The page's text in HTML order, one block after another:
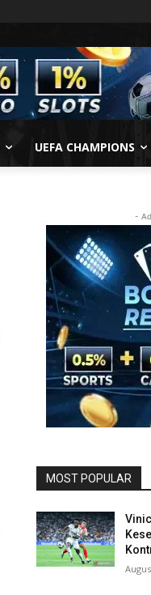
UEFA CHAMPIONS
-
MOST POPULAR